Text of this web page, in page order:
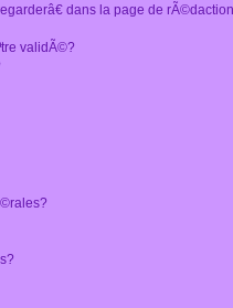
dans la page de
validÃ©?